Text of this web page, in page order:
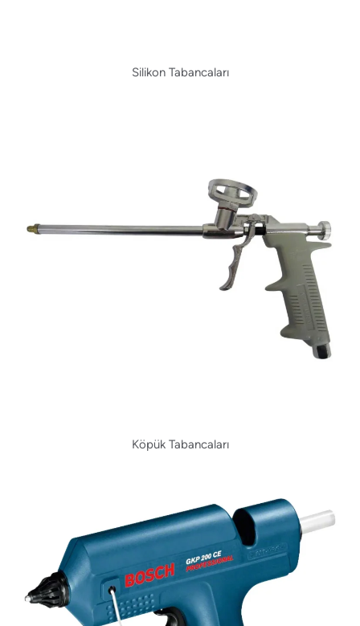
Silikon Tabancaları
Köpük Tabancaları